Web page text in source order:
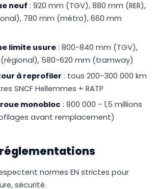
neuf : 920 mm (TGV), 880 mm (RER),
780 mm (métro), 660 mm
limite usure : 800-840 mm (TGV),
580-620 mm (tramway)
à reprofiler : tous 200-300 000 km
SNCF Hellemmes + RATP
monobloc : 800 000 - 1,5 millions
avant remplacement)
normes EN strictes pour
sécurité.